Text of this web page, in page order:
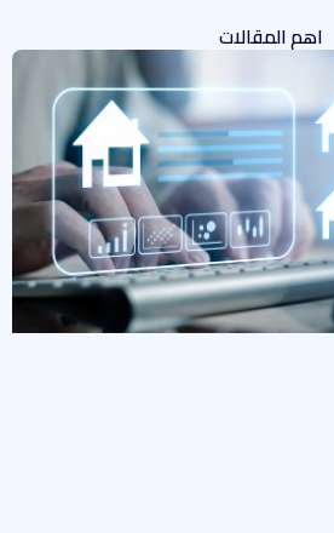
اهم المقالات